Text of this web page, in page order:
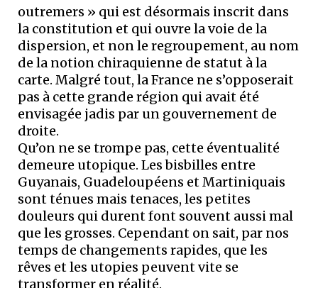
outremers » qui est désormais inscrit dans
la constitution et qui ouvre la voie de la
dispersion, et non le regroupement, au nom
de la notion chiraquienne de statut à la
carte. Malgré tout, la France ne s’opposerait
pas à cette grande région qui avait été
envisagée jadis par un gouvernement de
droite.
Qu’on ne se trompe pas, cette éventualité
demeure utopique. Les bisbilles entre
Guyanais, Guadeloupéens et Martiniquais
sont ténues mais tenaces, les petites
douleurs qui durent font souvent aussi mal
que les grosses. Cependant on sait, par nos
temps de changements rapides, que les
rêves et les utopies peuvent vite se
transformer en réalité.